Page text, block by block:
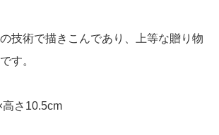
技術で描きこんであり、上等な贈り物
す。
さ10.5cm